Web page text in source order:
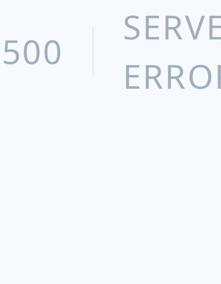
Epic Pharma, LLC
北京巴瑞医疗器械有限公司
武汉天润健康产品有限公司
500